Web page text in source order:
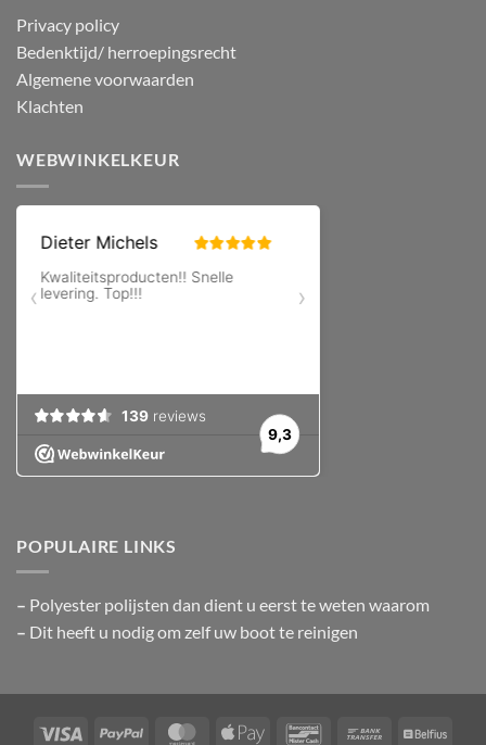
Privacy policy
Bedenktijd/ herroepingsrecht
Algemene voorwaarden
Klachten
WEBWINKELKEUR
POPULAIRE LINKS
– Polyester polijsten dan dient u eerst te weten waarom
– Dit heeft u nodig om zelf uw boot te reinigen
Visa PayPal MasterCardApple BancontactBank